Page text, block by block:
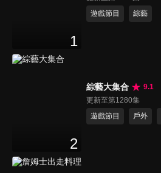
1
遊戲節目
綜藝
2
綜藝大集合
9.1
更新至第1280集
遊戲節目
戶外